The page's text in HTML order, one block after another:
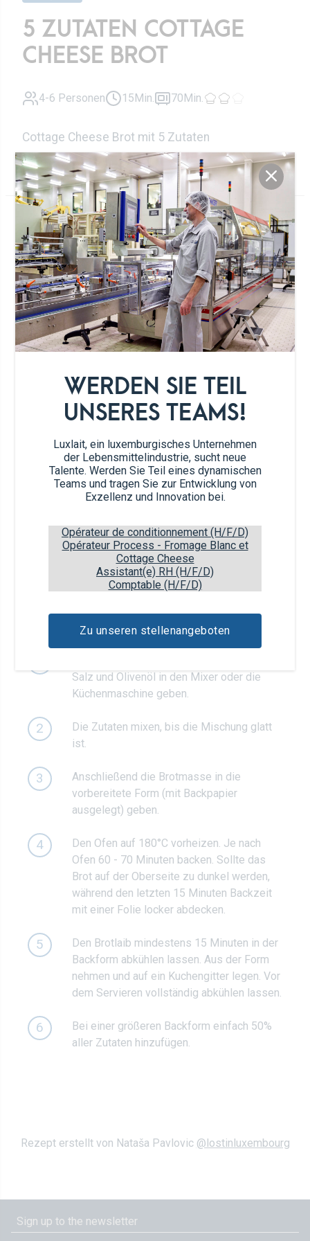
WERDEN SIE TEIL
UNSERES TEAMS!
Luxlait, ein luxemburgisches Unternehmen
der Lebensmittelindustrie, sucht neue
Talente. Werden Sie Teil eines dynamischen
Teams und tragen Sie zur Entwicklung von
Exzellenz und Innovation bei.
Opérateur de conditionnement (H/F/D)
Opérateur Process - Fromage Blanc et
Cottage Cheese
Assistant(e) RH (H/F/D)
Comptable (H/F/D)
Zu unseren stellenangeboten
5 ZUTATEN COTTAGE
CHEESE BROT
4-6 Personen 15Min. 70Min.
Cottage Cheese Brot mit 5 Zutaten
Ingrédients
450g Cottage Cheese
Haferflocken
Eier
1 EL gehäuftes Backpulver
1 TL Salz
2 EL Olivenöl (optional)
Cottage cheese
Zubereitung
Salz und Olivenöl in den Mixer oder die
Küchenmaschine geben.
2
Die Zutaten mixen, bis die Mischung glatt
ist.
3
Anschließend die Brotmasse in die
vorbereitete Form (mit Backpapier
ausgelegt) geben.
4
Den Ofen auf 180°C vorheizen. Je nach
Ofen 60 - 70 Minuten backen. Sollte das
Brot auf der Oberseite zu dunkel werden,
während den letzten 15 Minuten Backzeit
mit einer Folie locker abdecken.
5
Den Brotlaib mindestens 15 Minuten in der
Backform abkühlen lassen. Aus der Form
nehmen und auf ein Kuchengitter legen. Vor
dem Servieren vollständig abkühlen lassen.
6
Bei einer größeren Backform einfach 50%
aller Zutaten hinzufügen.
Rezept erstellt von Nataša Pavlovic @lostinluxembourg